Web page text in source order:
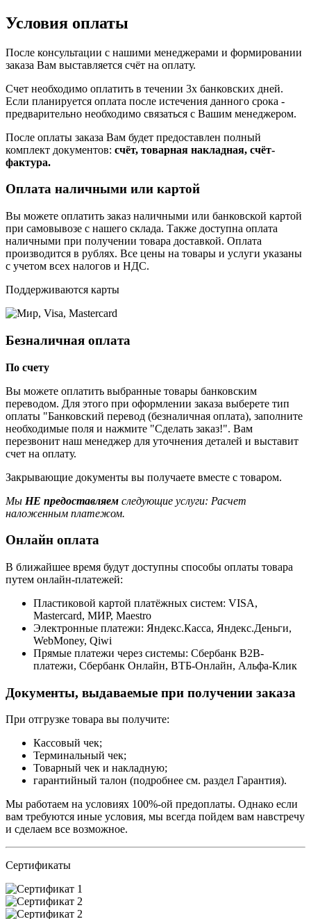
Условия оплаты
После консультации с нашими менеджерами и формировании
заказа Вам выставляется счёт на оплату.
Счет необходимо оплатить в течении 3х банковских дней.
Если планируется оплата после истечения данного срока -
предварительно необходимо связаться с Вашим менеджером.
После оплаты заказа Вам будет предоставлен полный
комплект документов: счёт, товарная накладная, счёт-
фактура.
Оплата наличными или картой
Вы можете оплатить заказ наличными или банковской картой
при самовывозе с нашего склада. Также доступна оплата
наличными при получении товара доставкой. Оплата
производится в рублях. Все цены на товары и услуги указаны
с учетом всех налогов и НДС.
Поддерживаются карты
Безналичная оплата
По счету
Вы можете оплатить выбранные товары банковским
переводом. Для этого при оформлении заказа выберете тип
оплаты "Банковский перевод (безналичная оплата), заполните
необходимые поля и нажмите "Сделать заказ!". Вам
перезвонит наш менеджер для уточнения деталей и выставит
счет на оплату.
Закрывающие документы вы получаете вместе с товаром.
Мы НЕ предоставляем следующие услуги: Расчет
наложенным платежом.
Онлайн оплата
В ближайшее время будут доступны способы оплаты товара
путем онлайн-платежей:
Пластиковой картой платёжных систем: VISA,
Mastercard, МИР, Maestrо
Электронные платежи: Яндекс.Касса, Яндекс.Деньги,
WebMoney, Qiwi
Прямые платежи через системы: Сбербанк B2B-
платежи, Сбербанк Онлайн, ВТБ-Онлайн, Альфа-Клик
Документы, выдаваемые при получении заказа
При отгрузке товара вы получите:
Кассовый чек;
Терминальный чек;
Товарный чек и накладную;
гарантийный талон (подробнее см. раздел Гарантия).
Мы работаем на условиях 100%-ой предоплаты. Однако если
вам требуются иные условия, мы всегда пойдем вам навстречу
и сделаем все возможное.
Сертификаты